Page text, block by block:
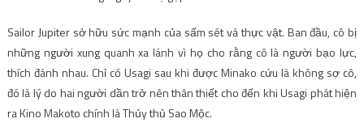
Sailor Jupiter sở hữu sức mạnh của sấm sét và thực vật. Ban đầu, cô bị
những người xung quanh xa lánh vì họ cho rằng cô là người bạo lực,
thích đánh nhau. Chỉ có Usagi sau khi được Minako cứu là không sợ cô,
đó là lý do hai người dần trở nên thân thiết cho đến khi Usagi phát hiện
ra Kino Makoto chính là Thủy thủ Sao Mộc.